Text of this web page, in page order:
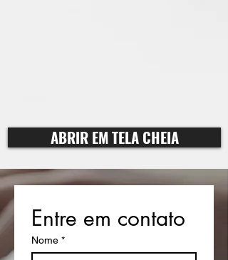
ABRIR EM TELA CHEIA
Entre em contato
Nome *